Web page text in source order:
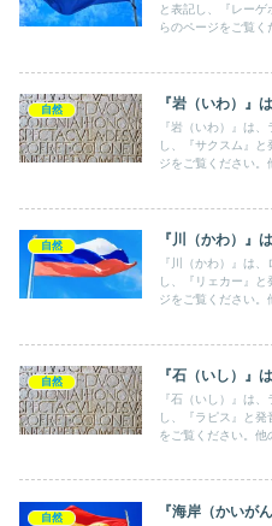
と表記し、『レー
らのページをご覧く
自然 『岩（いわ）』
『岩（いわ）』は
し、『サクスム』
ジをご覧ください。
自然 『川（かわ）』
『川（かわ）』は
し、『リェカー』
ジをご覧ください。
自然 『石（いし）』
『石（いし）』は
し、『ラピス』と
をご覧ください。他
自然 『海岸（かいが